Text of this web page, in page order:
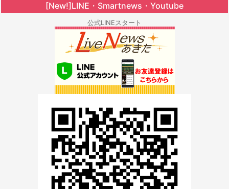
[New!]LINE・Smartnews・Youtube
公式LINEスタート